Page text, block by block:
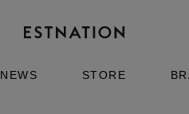
NEWS STORE